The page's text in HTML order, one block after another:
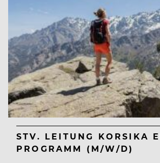
STV. LEITUNG KORSIKA
PROGRAMM (M/W/D)